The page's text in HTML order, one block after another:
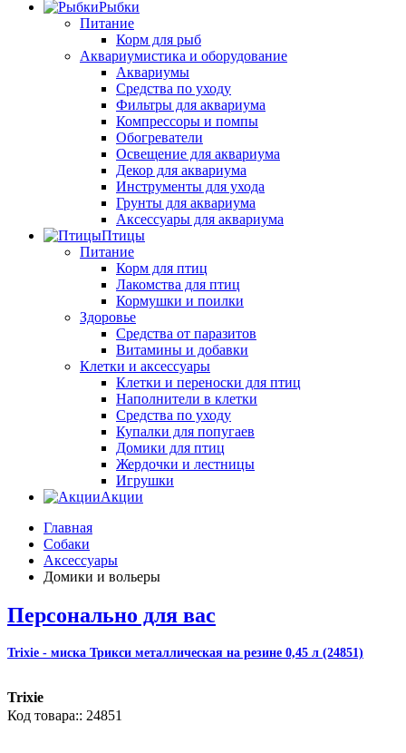
Рыбки
Питание
Корм для рыб
Аквариумистика и оборудование
Аквариумы
Средства по уходу
Фильтры для аквариума
Компрессоры и помпы
Обогреватели
Освещение для аквариума
Декор для аквариума
Инструменты для ухода
Грунты для аквариума
Аксессуары для аквариума
Птицы
Питание
Корм для птиц
Лакомства для птиц
Кормушки и поилки
Здоровье
Средства от паразитов
Витамины и добавки
Клетки и аксессуары
Клетки и переноски для птиц
Наполнители в клетки
Средства по уходу
Купалки для попугаев
Домики для птиц
Жердочки и лестницы
Игрушки
Акции
Главная
Собаки
Аксессуары
Домики и вольеры
Персонально для вас
Trixie - миска Трикси металлическая на резине 0,45 л (24851)
Trixie
24851